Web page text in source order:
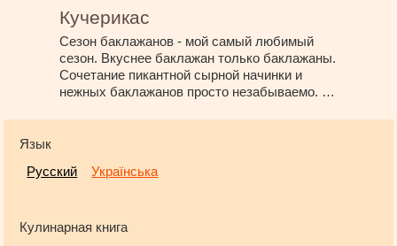
Кучерикас
Сезон баклажанов - мой самый любимый
сезон. Вкуснее баклажан только баклажаны.
Сочетание пикантной сырной начинки и
нежных баклажанов просто незабываемо. …
Язык
Русский
Українська
Кулинарная книга